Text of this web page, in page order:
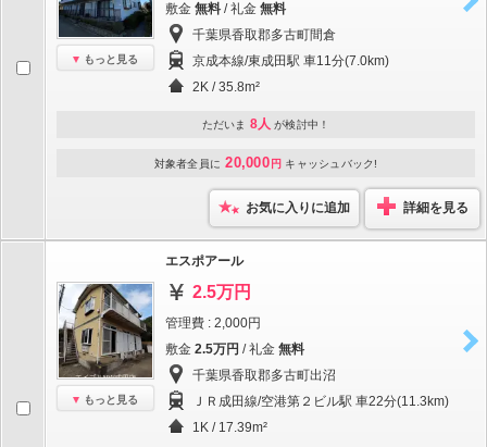
もっと見る
敷金 無料 / 礼金 無料
千葉県香取郡多古町間倉
京成本線/東成田駅 車11分(7.0km)
2K / 35.8m²
ただいま 8人 が検討中！
対象者全員に 20,000 円 キャッシュバック!
お気に入りに追加 詳細を見る
もっと見る
エスポアール
2.5万円
管理費 : 2,000円
敷金 2.5万円 / 礼金 無料
千葉県香取郡多古町出沼
ＪＲ成田線/空港第２ビル駅 車22分(11.3km)
1K / 17.39m²